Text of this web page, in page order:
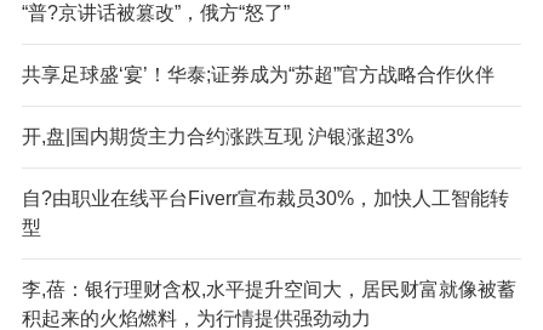
“普?京讲话被篡改”，俄方“怒了”
共享足球盛‘宴’！华泰;证券成为“苏超”官方战略合作伙伴
开,盘|国内期货主力合约涨跌互现 沪银涨超3%
自?由职业在线平台Fiverr宣布裁员30%，加快人工智能转
型
李,蓓：银行理财含权,水平提升空间大，居民财富就像被蓄
积起来的火焰燃料，为行情提供强劲动力